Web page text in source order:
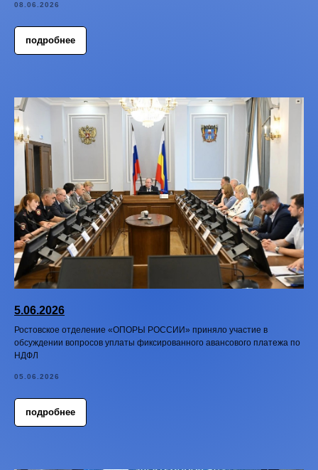
08.06.2026
подробнее
5.06.2026
Ростовское отделение «ОПОРЫ РОССИИ» приняло участие в
обсуждении вопросов уплаты фиксированного авансового платежа по
НДФЛ
05.06.2026
подробнее